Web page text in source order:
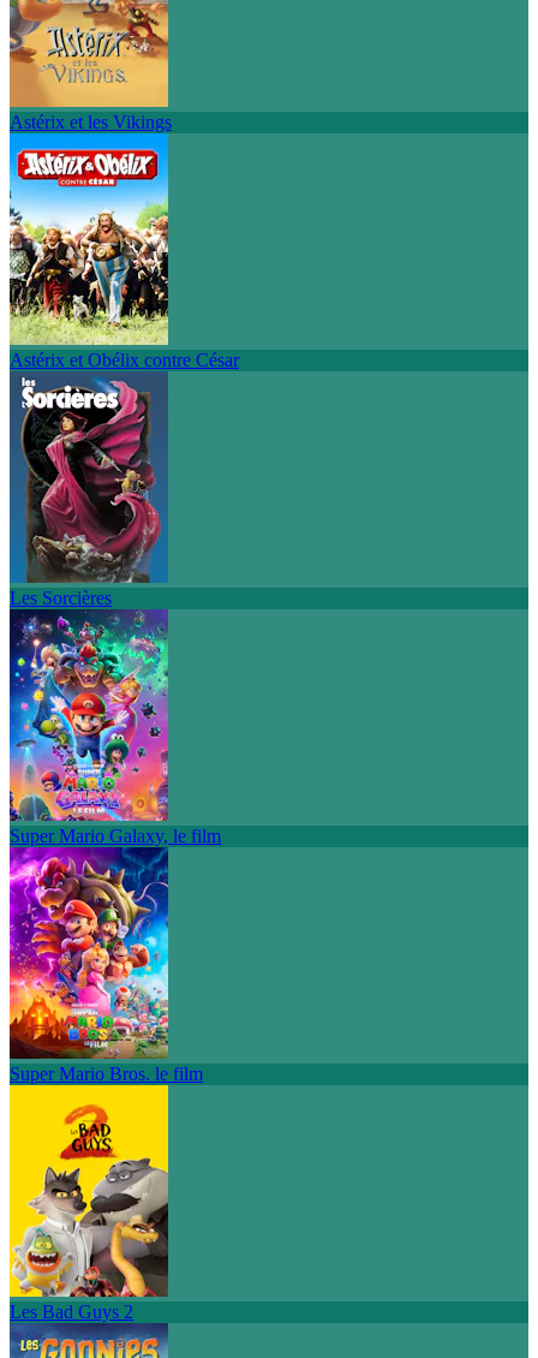
Astérix et les Vikings
Astérix et Obélix contre César
Les Sorcières
Super Mario Galaxy, le film
Super Mario Bros. le film
Les Bad Guys 2